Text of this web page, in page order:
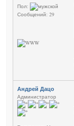
Пол:
Сообщений: 29
Андрей Дацо
Администратор